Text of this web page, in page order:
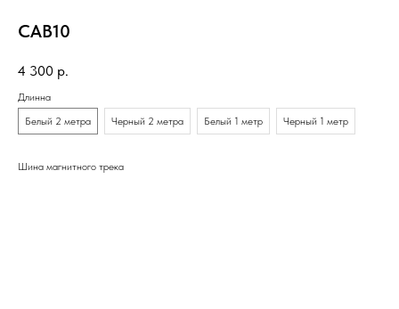
CAB10
4 300 р.
Длинна
Белый 2 метра
Черный 2 метра Белый 1 метр Черный 1 метр
Шина магнитного трека